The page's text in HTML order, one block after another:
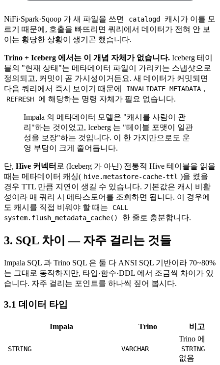
NiFi·Spark·Sqoop 가 새 파일을 쓰면 catalogd
캐시가 이를 모
르기 때문에, 호출을 빠뜨리면 쿼리에서 데이터가 전혀 안 보
이는 황당한 상황이 생기곤 했습니다.
Trino + Iceberg 에서는 이 개념 자체가 없습니다. Iceberg 테이
블의 "현재 상태"는 메타데이터 파일이 가리키는 스냅샷으로
정의되고, 커밋이 곧 가시성이거든요. 새 데이터가 커밋되면
다음 쿼리에서 즉시 보이기 때문에
INVALIDATE METADATA ,
REFRESH 에 해당하는 명령 자체가 필요 없습니다.
Impala 의 메타데이터 모델은 "캐시를 사람이 관
리"하는 것이었고, Iceberg 는 "테이블 포맷이 일관
성을 보장"하는 것입니다. 이 한 가지만으로도 운
영 부담이 크게 줄어듭니다.
단, Hive 커넥터 로 (Iceberg 가 아닌) 전통적 Hive 테이블을 읽을
때는 메타데이터 캐싱( hive.metastore-cache-ttl )을 켰을
경우 TTL 만큼 지연이 생길 수 있습니다. 기본값은 캐시 비활
성이라 매 쿼리 시 메타스토어를 조회하면 됩니다. 이 경우에
도 캐시를 직접 비워야 할 때는
CALL
system.flush_metadata_cache()
한 줄로 충분합니다.
3. SQL 차이 — 자주 걸리는 것들
Impala SQL 과 Trino SQL 은 둘 다 ANSI SQL 기반이라 70~80%
는 그대로 동작하지만, 타입·함수·DDL 에서 조금씩 차이가 있
습니다. 자주 걸리는 포인트를 하나씩 짚어 봅시다.
3.1 데이터 타입
Impala Trino 비고
STRING VARCHAR
Trino 에
STRING
없음